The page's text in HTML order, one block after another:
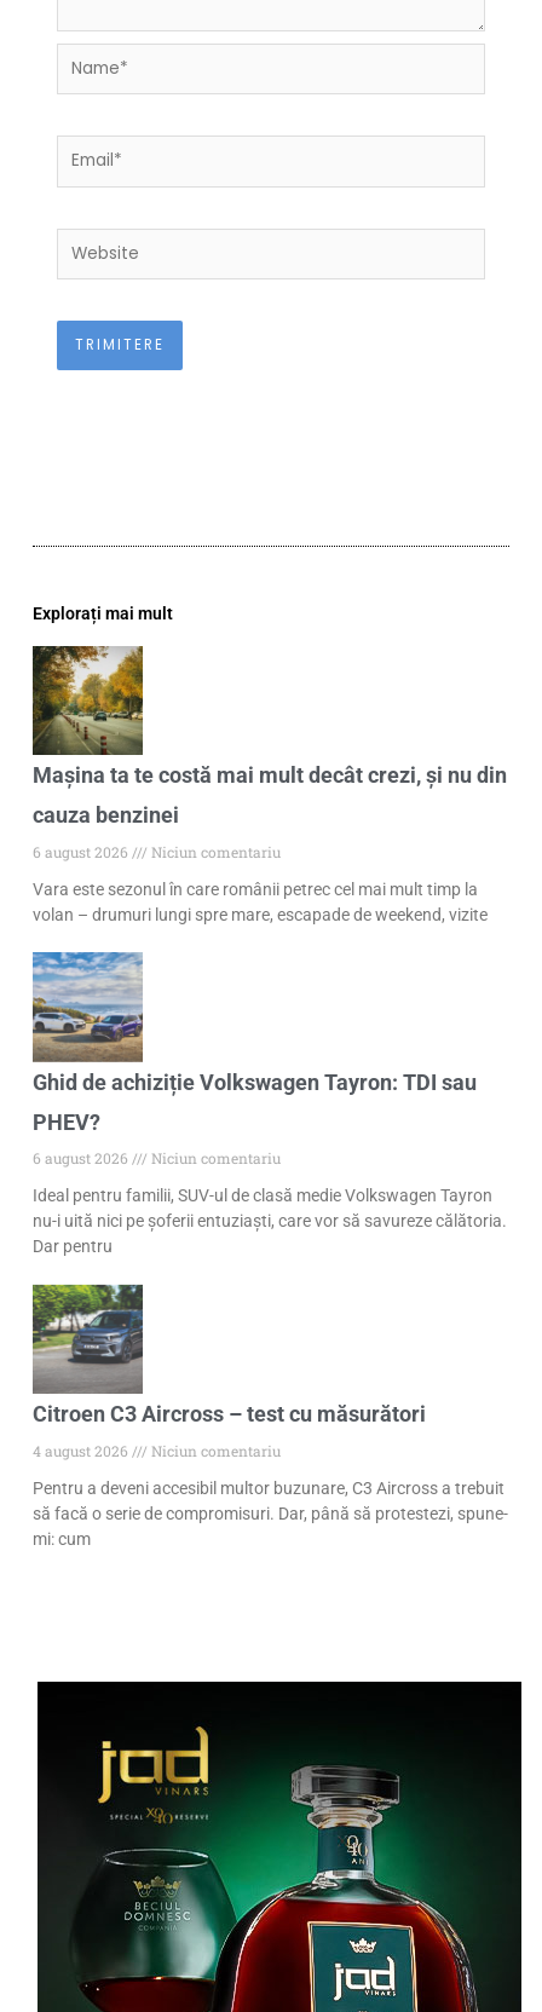
Name*
Email*
Website
Explorați mai mult
Mașina ta te costă mai mult decât crezi, și nu din
cauza benzinei
6 august 2026
Niciun comentariu
Vara este sezonul în care românii petrec cel mai mult timp la
volan – drumuri lungi spre mare, escapade de weekend, vizite
Ghid de achiziție Volkswagen Tayron: TDI sau
PHEV?
6 august 2026
Niciun comentariu
Ideal pentru familii, SUV-ul de clasă medie Volkswagen Tayron
nu-i uită nici pe șoferii entuziaști, care vor să savureze călătoria.
Dar pentru
Citroen C3 Aircross – test cu măsurători
4 august 2026
Niciun comentariu
Pentru a deveni accesibil multor buzunare, C3 Aircross a trebuit
să facă o serie de compromisuri. Dar, până să protestezi, spune-
mi: cum